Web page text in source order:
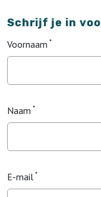
Schrijf je in
Voornaam
Naam
E-mail